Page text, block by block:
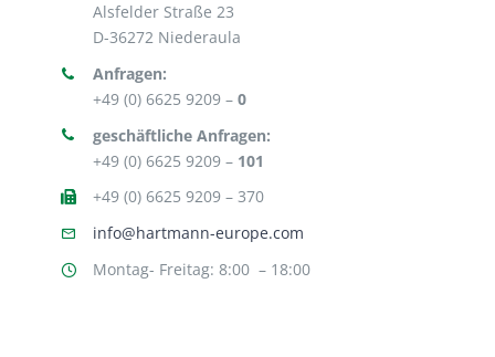
Alsfelder Straße 23
D-36272 Niederaula
Anfragen:
+49 (0) 6625 9209 – 0
geschäftliche Anfragen:
+49 (0) 6625 9209 – 101
+49 (0) 6625 9209 – 370
info@hartmann-europe.com
Montag- Freitag: 8:00 – 18:00